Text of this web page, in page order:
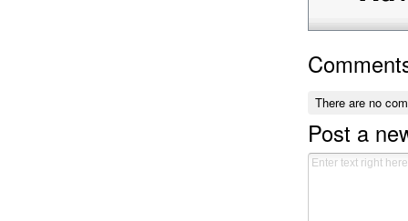
There are no
Post a